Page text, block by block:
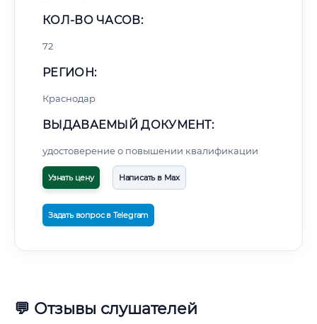
КОЛ-ВО ЧАСОВ:
72
РЕГИОН:
Краснодар
ВЫДАВАЕМЫЙ ДОКУМЕНТ:
удостоверение о повышении квалификации
Узнать цену Написать в Max
Задать вопрос в Telegram
💬 Отзывы слушателей